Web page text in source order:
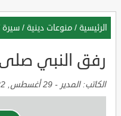
الرئيسية / منوعات دينية / سيرة
رفق النبي صلى
الكاتب:المدير - 29 أغسطس, 2022